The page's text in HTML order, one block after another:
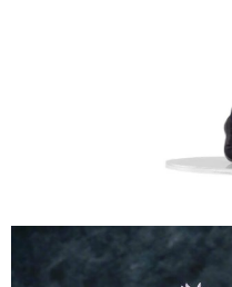
由本公司與您本人進行分期帳單
3.完整用戶服務條款，請詳閱以下
每筆NT$120，滿NT$3,000(
東海門市自取，需自備購物袋